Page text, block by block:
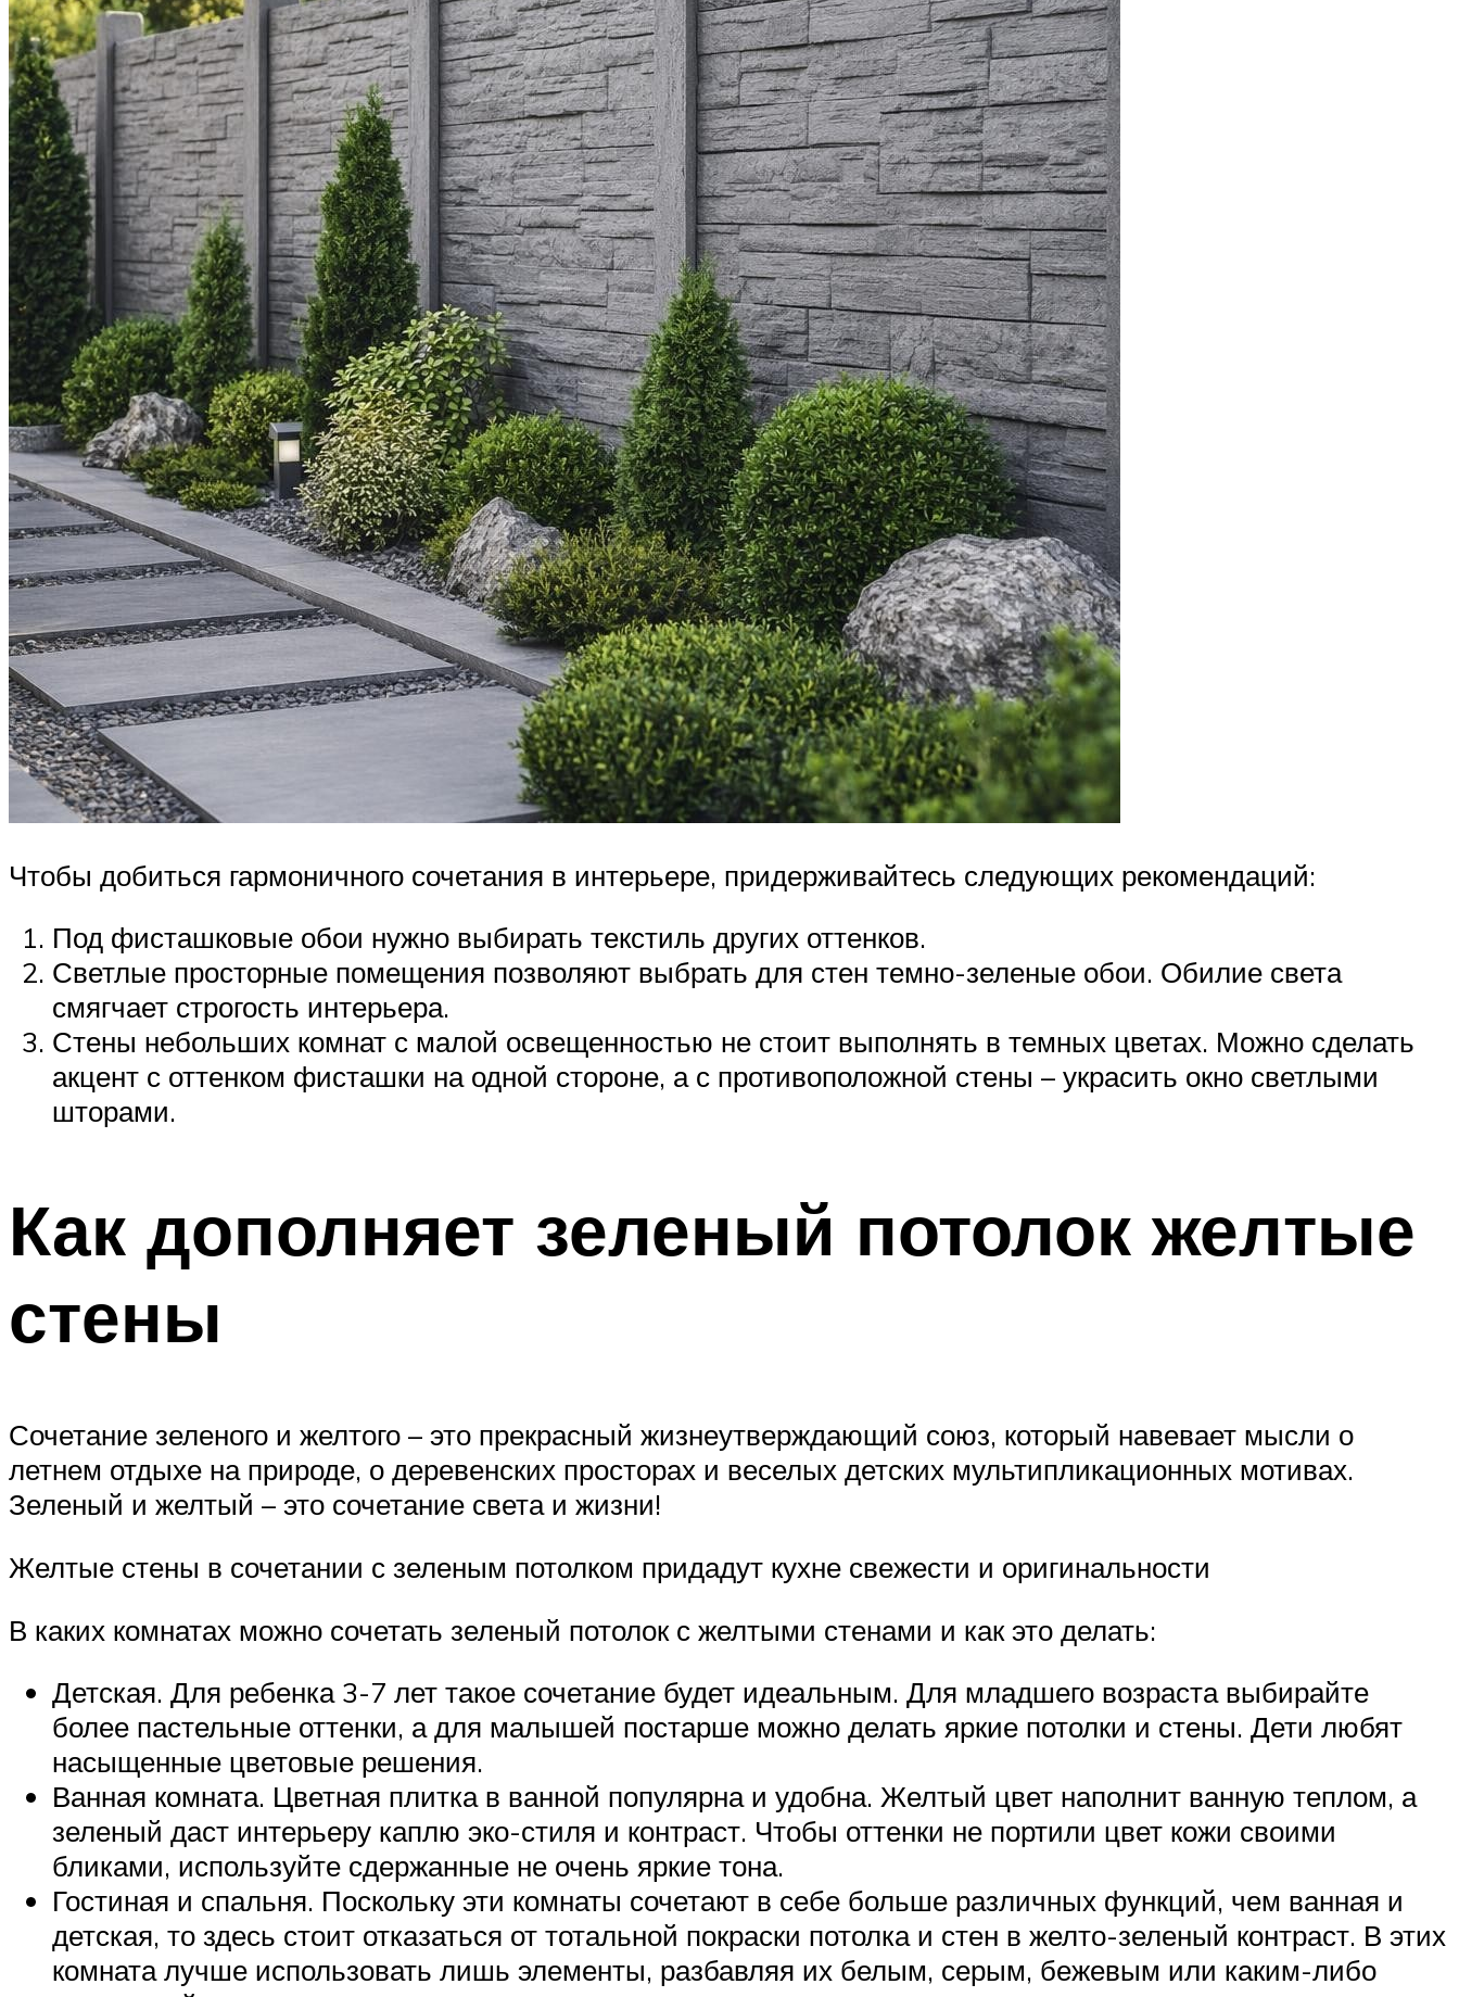
Чтобы добиться гармоничного сочетания в интерьере, придерживайтесь следующих рекомендаций:
Под фисташковые обои нужно выбирать текстиль других оттенков.
Светлые просторные помещения позволяют выбрать для стен темно-зеленые обои. Обилие света
смягчает строгость интерьера.
Стены небольших комнат с малой освещенностью не стоит выполнять в темных цветах. Можно сделать
акцент с оттенком фисташки на одной стороне, а с противоположной стены – украсить окно светлыми
шторами.
Как дополняет зеленый потолок желтые
стены
Сочетание зеленого и желтого – это прекрасный жизнеутверждающий союз, который навевает мысли о
летнем отдыхе на природе, о деревенских просторах и веселых детских мультипликационных мотивах.
Зеленый и желтый – это сочетание света и жизни!
Желтые стены в сочетании с зеленым потолком придадут кухне свежести и оригинальности
В каких комнатах можно сочетать зеленый потолок с желтыми стенами и как это делать:
Детская. Для ребенка 3-7 лет такое сочетание будет идеальным. Для младшего возраста выбирайте
более пастельные оттенки, а для малышей постарше можно делать яркие потолки и стены. Дети любят
насыщенные цветовые решения.
Ванная комната. Цветная плитка в ванной популярна и удобна. Желтый цвет наполнит ванную теплом, а
зеленый даст интерьеру каплю эко-стиля и контраст. Чтобы оттенки не портили цвет кожи своими
бликами, используйте сдержанные не очень яркие тона.
Гостиная и спальня. Поскольку эти комнаты сочетают в себе больше различных функций, чем ванная и
детская, то здесь стоит отказаться от тотальной покраски потолка и стен в желто-зеленый контраст. В этих
комната лучше использовать лишь элементы, разбавляя их белым, серым, бежевым или каким-либо